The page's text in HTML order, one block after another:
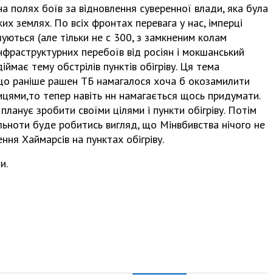
полях боїв за відновлення суверенної влади, яка була
землях. По всіх фронтах перевага у нас, імперці
(але тільки не с 300, з замкненим колам
перебоїв від росіян і мокшанський
тему обстрілів пунктів обігріву. Ця тема
раніше рашен ТБ намагалося хоча б окозамилити
тепер навіть нн намагається щось придумати.
зробити своїми цілями і пункти обігріву. Потім
буде робитись вигляд, що Мінвбивства нічого не
Хаймарсів на пунктах обігріву.